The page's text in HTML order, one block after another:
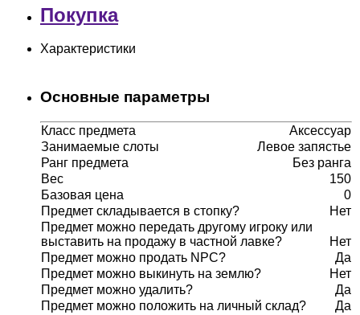
Покупка
Характеристики
Основные параметры
Класс предмета
Аксессуар
Занимаемые слоты
Левое запястье
Ранг предмета
Без ранга
Вес
150
Базовая цена
0
Предмет складывается в стопку?
Нет
Предмет можно передать другому игроку или
выставить на продажу в частной лавке?
Нет
Предмет можно продать NPC?
Да
Предмет можно выкинуть на землю?
Нет
Предмет можно удалить?
Да
Предмет можно положить на личный склад?
Да